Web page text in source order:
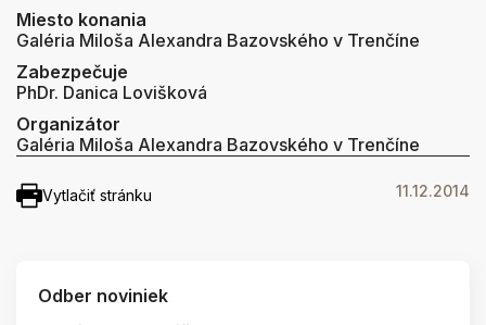
Miesto konania
Galéria Miloša Alexandra Bazovského v Trenčíne
Zabezpečuje
PhDr. Danica Lovišková
Organizátor
Galéria Miloša Alexandra Bazovského v Trenčíne
Vytlačiť stránku 11.12.2014
Odber noviniek